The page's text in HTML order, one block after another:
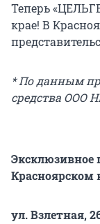
Теперь
крае! В
* По данным
средства ООО
Эксклюзивное
Красноярском
ул. Взлетная,